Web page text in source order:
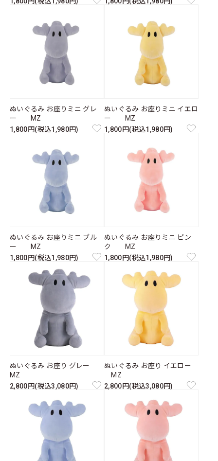
ぬいぐるみ お座りミニ グレ
ー MZ
1,800円(税込1,980円)
ぬいぐるみ お座りミニ イエロ
ー MZ
1,800円(税込1,980円)
ぬいぐるみ お座りミニ ブル
ー MZ
1,800円(税込1,980円)
ぬいぐるみ お座りミニ ピン
ク MZ
1,800円(税込1,980円)
ぬいぐるみ お座り グレー
MZ
2,800円(税込3,080円)
ぬいぐるみ お座り イエロー
MZ
2,800円(税込3,080円)